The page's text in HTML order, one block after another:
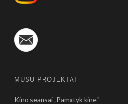
MŪSŲ PROJEKTAI
Kino seansai „Pamatyk kine“